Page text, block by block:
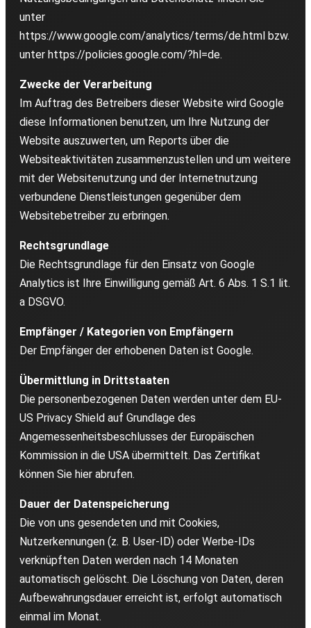
unter
https://www.google.com/analytics/terms/de.html bzw.
unter https://policies.google.com/?hl=de.
Zwecke der Verarbeitung
Im Auftrag des Betreibers dieser Website wird Google
diese Informationen benutzen, um Ihre Nutzung der
Website auszuwerten, um Reports über die
Websiteaktivitäten zusammenzustellen und um weitere
mit der Websitenutzung und der Internetnutzung
verbundene Dienstleistungen gegenüber dem
Websitebetreiber zu erbringen.
Rechtsgrundlage
Die Rechtsgrundlage für den Einsatz von Google
Analytics ist Ihre Einwilligung gemäß Art. 6 Abs. 1 S.1 lit.
a DSGVO.
Empfänger / Kategorien von Empfängern
Der Empfänger der erhobenen Daten ist Google.
Übermittlung in Drittstaaten
Die personenbezogenen Daten werden unter dem EU-
US Privacy Shield auf Grundlage des
Angemessenheitsbeschlusses der Europäischen
Kommission in die USA übermittelt. Das Zertifikat
können Sie hier abrufen.
Dauer der Datenspeicherung
Die von uns gesendeten und mit Cookies,
Nutzerkennungen (z. B. User-ID) oder Werbe-IDs
verknüpften Daten werden nach 14 Monaten
automatisch gelöscht. Die Löschung von Daten, deren
Aufbewahrungsdauer erreicht ist, erfolgt automatisch
einmal im Monat.